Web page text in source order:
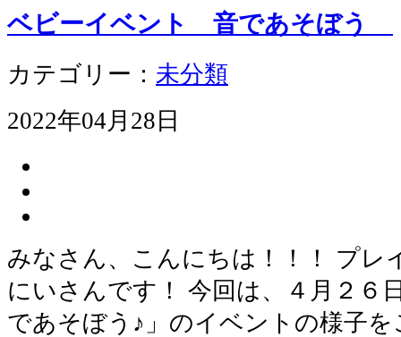
ベビーイベント 音であそぼう
カテゴリー： 未分類
2022年04月28日
みなさん、こんにちは！！！ プレ
にいさんです！ 今回は、４月２６
であそぼう♪」のイベントの様子